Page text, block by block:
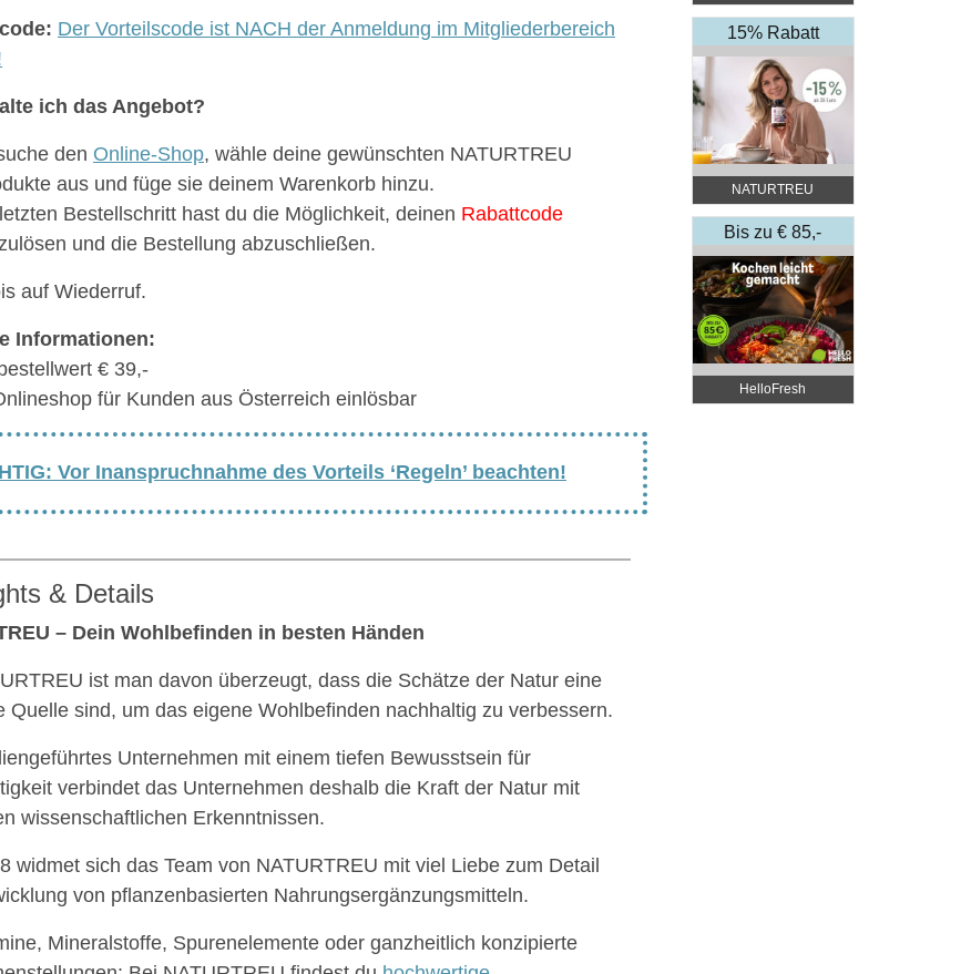
Der Vorteilscode ist NACH der Anmeldung im Mitgliederbereich
ich das Angebot?
den Online-Shop, wähle deine gewünschten NATURTREU
aus und füge sie deinem Warenkorb hinzu.
Bestellschritt hast du die Möglichkeit, deinen Rabattcode
und die Bestellung abzuschließen.
auf Wiederruf.
Informationen:
€ 39,-
für Kunden aus Österreich einlösbar
Vor Inanspruchnahme des Vorteils ‘Regeln’ beachten!
& Details
– Dein Wohlbefinden in besten Händen
ist man davon überzeugt, dass die Schätze der Natur eine
Quelle sind, um das eigene Wohlbefinden nachhaltig zu verbessern.
Unternehmen mit einem tiefen Bewusstsein für
verbindet das Unternehmen deshalb die Kraft der Natur mit
wissenschaftlichen Erkenntnissen.
widmet sich das Team von NATURTREU mit viel Liebe zum Detail
von pflanzenbasierten Nahrungsergänzungsmitteln.
Mineralstoffe, Spurenelemente oder ganzheitlich konzipierte
by DGKP Katharina
Fister
15% Rabatt
NATURTREU
Bis zu € 85,-
Rabatt
HelloFresh